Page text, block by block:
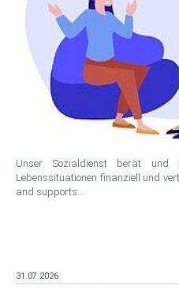
Unser Sozialdienst berät und
Lebenssituationen finanziell und
and supports…
31.07.2026